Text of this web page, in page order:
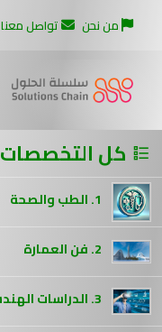
من نحن تواصل معنا
كل التخصصات
1. الطب والصحة
2. فن العمارة
3. الدراسات الهندسية والتقنية